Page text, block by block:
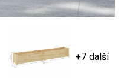
+7 další